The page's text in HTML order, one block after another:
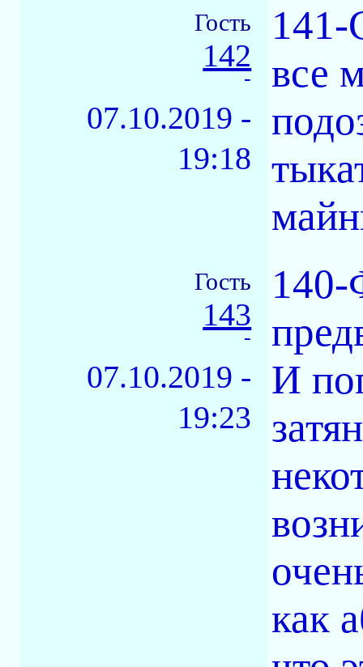
Гость
142
-
07.10.2019 -
19:18
141-
все
Гость
143
-
07.10.2019 -
19:23
И
как